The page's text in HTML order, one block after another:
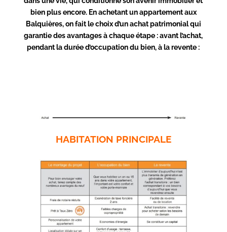
bien plus encore. En achetant un appartement aux
Balquières, on fait le choix d’un achat patrimonial qui
garantie des avantages à chaque étape : avant l’achat,
pendant la durée d’occupation du bien, à la revente :
HABITATION PRINCIPALE